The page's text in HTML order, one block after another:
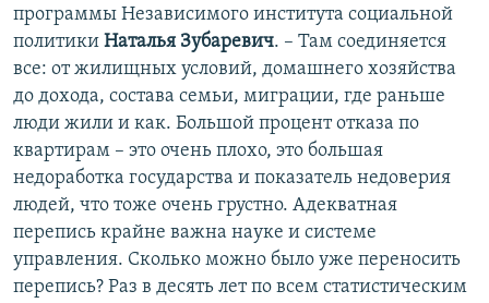
программы Независимого института социальной
политики Наталья Зубаревич. – Там соединяется
все: от жилищных условий, домашнего хозяйства
до дохода, состава семьи, миграции, где раньше
люди жили и как. Большой процент отказа по
квартирам – это очень плохо, это большая
недоработка государства и показатель недоверия
людей, что тоже очень грустно. Адекватная
перепись крайне важна науке и системе
управления. Сколько можно было уже переносить
перепись? Раз в десять лет по всем статистическим